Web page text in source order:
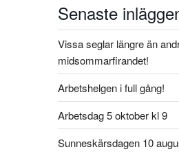
Senaste
Vissa seglar längre än
midsommarfirandet!
Arbetshelgen i full gång!
Arbetsdag 5 oktober kl 9
Sunneskärsdagen 10